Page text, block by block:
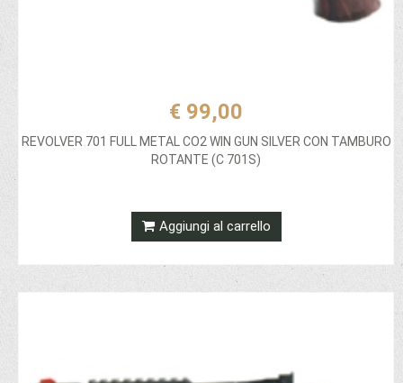
€ 99,00
REVOLVER 701 FULL METAL CO2 WIN GUN SILVER CON TAMBURO
ROTANTE (C 701S)
Aggiungi al carrello